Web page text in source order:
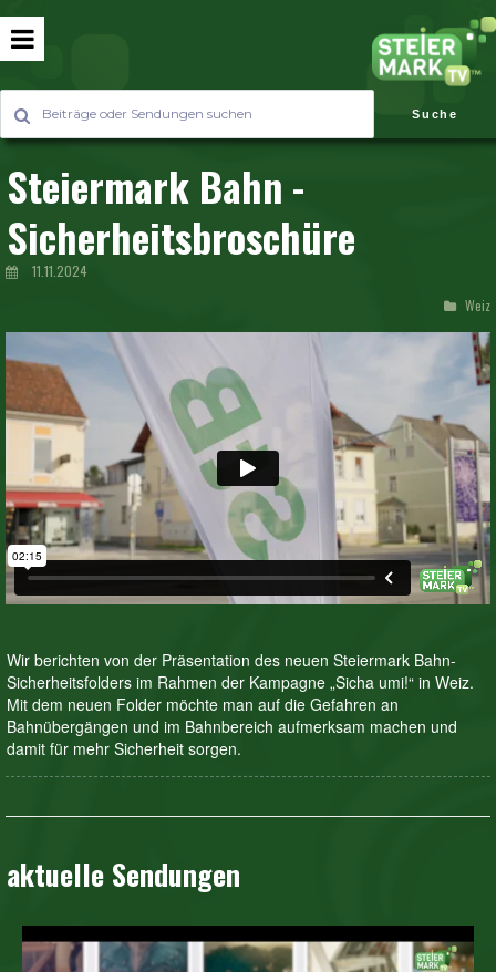
Suche
Steiermark Bahn -
Sicherheitsbroschüre
11.11.2024
Weiz
Wir berichten von der Präsentation des neuen Steiermark Bahn-
Sicherheitsfolders im Rahmen der Kampagne „Sicha umi!“ in Weiz.
Mit dem neuen Folder möchte man auf die Gefahren an
Bahnübergängen und im Bahnbereich aufmerksam machen und
damit für mehr Sicherheit sorgen.
aktuelle Sendungen